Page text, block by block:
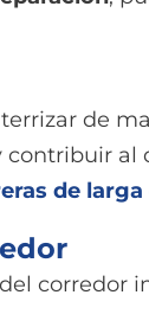
de
contribuir al
de
corredor